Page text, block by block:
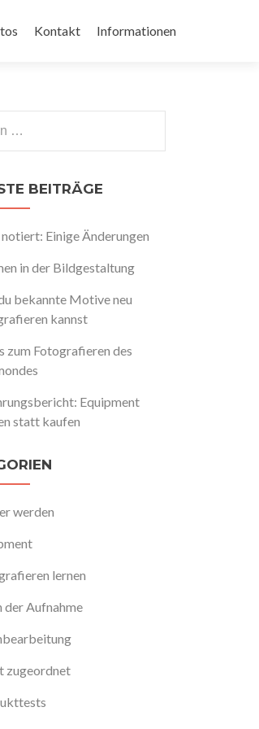
Kontakt Informationen
BEITRÄGE
Einige Änderungen
in der Bildgestaltung
bekannte Motive neu
kannst
zum Fotografieren des
Equipment
statt kaufen
werden
lernen
der Aufnahme
zugeordnet